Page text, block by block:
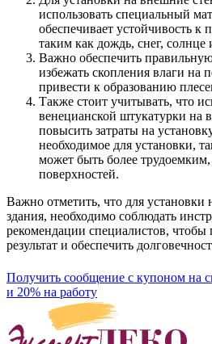
использовать специальный
обеспечивает устойчивость к
таким как дождь, снег, солнце
Важно обеспечить
избежать скопления влаги на
привести к образованию
Также стоит учитывать, что
венецианской штукатурки на
повысить затраты на
необходимое для установки,
может быть более
поверхностей.
Важно отметить, что для установки
здания, необходимо соблюдать
рекомендации специалистов,
результат и обеспечить
Получить сообщение с купоном на
и 20% на работу